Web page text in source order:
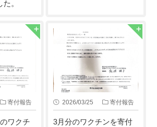
。
寄付報告
ワクチ
2026/03/25 寄付報告
3月分のワクチンを寄付